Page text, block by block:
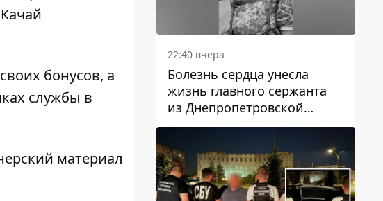
бонусов, а
службы в
материал
22:40 вчера
Болезнь сердца унесла
жизнь главного сержанта
из Днепропетровской
области Юрия Свистуна